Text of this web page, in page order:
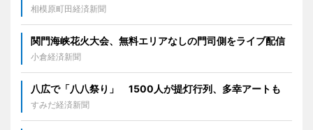
相模原町田経済新聞
関門海峡花火大会、無料エリアなしの門司側をライブ配信
小倉経済新聞
八広で「八八祭り」 1500人が提灯行列、多幸アートも
すみだ経済新聞